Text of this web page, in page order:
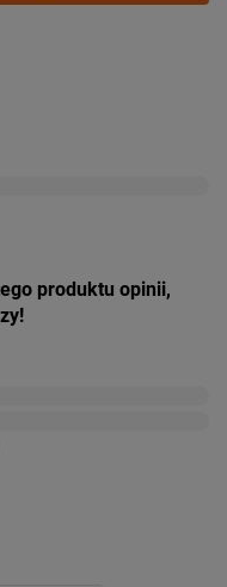
produktu opinii,